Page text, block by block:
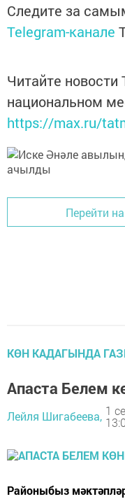
Следите за
Telegram-канале
Читайте новости
национальном
https://max.ru/
Перейти
КӨН КАДАГЫНДА
Апаста Белем
Лейля Шигабеева, 1
Районыбыз